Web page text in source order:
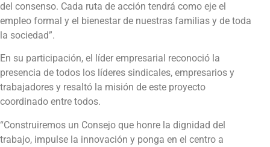
del consenso. Cada ruta de acción tendrá como eje el
empleo formal y el bienestar de nuestras familias y de toda
la sociedad”.
En su participación, el líder empresarial reconoció la
presencia de todos los líderes sindicales, empresarios y
trabajadores y resaltó la misión de este proyecto
coordinado entre todos.
“Construiremos un Consejo que honre la dignidad del
trabajo, impulse la innovación y ponga en el centro a